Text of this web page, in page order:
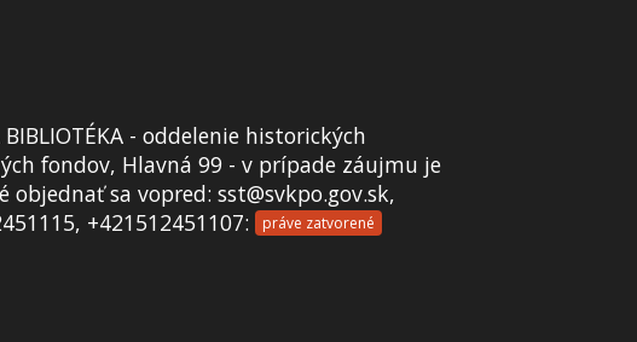
BIBLIOTÉKA - oddelenie historických
fondov, Hlavná 99 - v prípade záujmu je
objednať sa vopred: sst@svkpo.gov.sk,
+421512451107:
práve zatvorené